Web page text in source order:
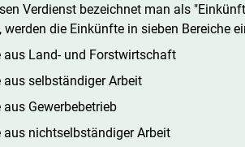
Verdienst bezeichnet man als
werden die Einkünfte in sieben Bereiche
aus Land- und Forstwirtschaft
aus selbständiger Arbeit
Gewerbebetrieb
aus nichtselbständiger Arbeit